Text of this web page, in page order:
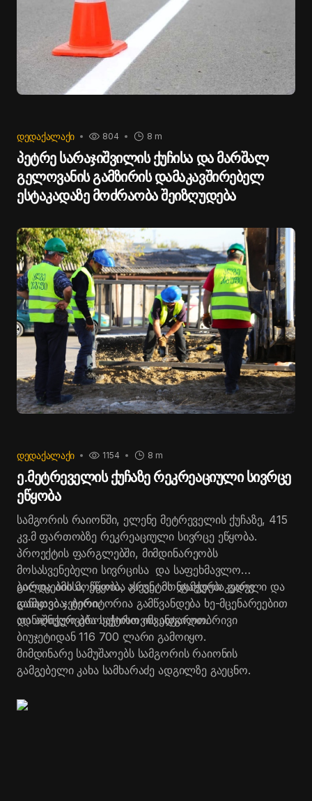
ᲓᲔᲓᲐᲥᲐᲚᲐᲥᲘ 8 m
804
პეტრე სარაჯიშვილის ქუჩისა და მარშალ
გელოვანის გამზირის დამაკავშირებელ
ესტაკადაზე მოძრაობა შეიზღუდება
ᲓᲔᲓᲐᲥᲐᲚᲐᲥᲘ 8 m
1154
ე.მეტრეველის ქუჩაზე რეკრეაციული სივრცე
ეწყობა
სამგორის რაიონში, ელენე მეტრეველის ქუჩაზე, 415
კვ.მ ფართობზე რეკრეაციული სივრცე ეწყობა.
პროექტის ფარგლებში, მიმდინარეობს
მოსასვენებელი სივრცისა და საფეხმავლო
ბილიკების მოწყობა, ასევე, მონტაჟდება გარე
განათება. ტერიტორია გამწვანდება ხე-მცენარეებით
და აღიჭურვება საჭირო ინვენტარით.
გარდა ამისა, ეწყობა გრუნტის დამჭერი კედელი და
დამცავი ჯებირი.
აღნიშნული პროექტისთვის ადგილობრივი
ბიუჯეტიდან 116 700 ლარი გამოიყო.
მიმდინარე სამუშაოებს სამგორის რაიონის
გამგებელი კახა სამხარაძე ადგილზე გაეცნო.